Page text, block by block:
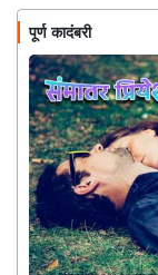
पूर्ण कादंबरी